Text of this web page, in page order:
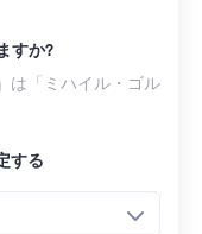
すか?
は「ミハイル・ゴル
する